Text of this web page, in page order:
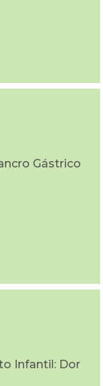
Gástrico
Infantil: Dor